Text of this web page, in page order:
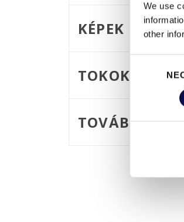
We use
other
KÉPEK
TOKOK
TOVÁBBI